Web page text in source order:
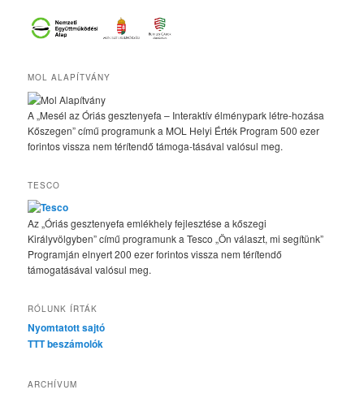
MOL ALAPÍTVÁNY
A „Mesél az Óriás gesztenyefa – Interaktív élménypark létre-hozása
Kőszegen” című programunk a MOL Helyi Érték Program 500 ezer
forintos vissza nem térítendő támoga-tásával valósul meg.
TESCO
Az „Óriás gesztenyefa emlékhely fejlesztése a kőszegi
Királyvölgyben” című programunk a Tesco „Ön választ, mi segítünk”
Programján elnyert 200 ezer forintos vissza nem térítendő
támogatásával valósul meg.
RÓLUNK ÍRTÁK
Nyomtatott sajtó
TTT beszámolók
ARCHÍVUM